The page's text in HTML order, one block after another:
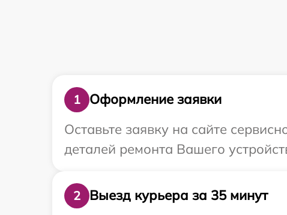
1
Оформление заявки
Оставьте заявку на сайте
деталей ремонта Вашего
2
Выезд курьера за 35 минут